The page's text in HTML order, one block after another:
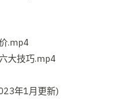
.mp4
大技巧.mp4
年1月更新)